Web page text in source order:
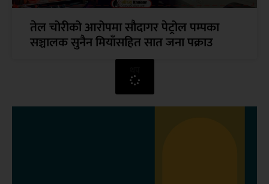
तेल चोरीको आरोपमा सौदागर पेट्रोल पम्पका
सञ्चालक सुनैन मियाँसहित सात जना पक्राउ